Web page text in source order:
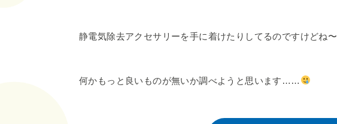
静電気除去アクセサリーを手に着けたりしてるのですけどね〜
何かもっと良いものが無いか調べようと思います……